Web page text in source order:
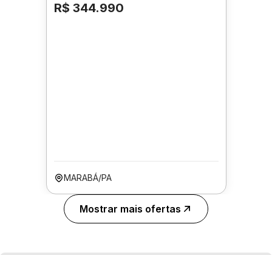
R$ 344.990
MARABÁ/PA
Mostrar mais ofertas